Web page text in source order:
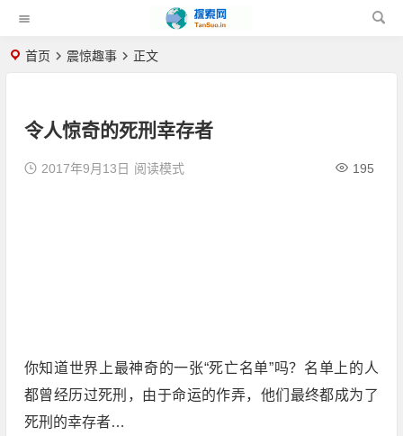
首页 震惊趣事 正文
令人惊奇的死刑幸存者
2017年9月13日 195
阅读模式
你知道世界上最神奇的一张“死亡名单”吗？名单上的人
都曾经历过死刑，由于命运的作弄，他们最终都成为了
死刑的幸存者…